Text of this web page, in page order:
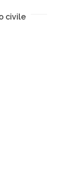
civile